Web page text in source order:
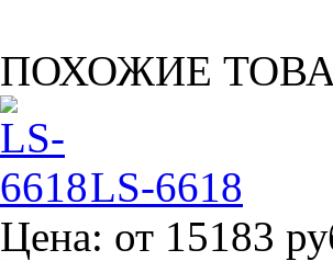
ПОХОЖИЕ
LS-6618
Цена: от 15183